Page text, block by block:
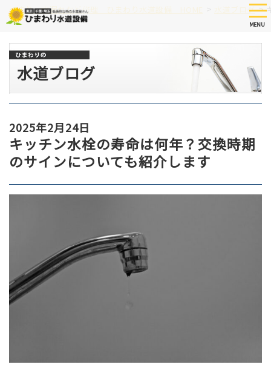
Skip
to
content
MENU
つまり、水漏れなど修理 ひまわり水道設備 HOME 水道ブログ>
水道ブログ
2025年2月24日
キッチン水栓の寿命は何年？交換時期
のサインについても紹介します